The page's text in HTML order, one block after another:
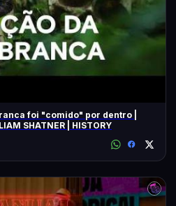
foi "comido" por dentro |
SHATNER | HISTORY